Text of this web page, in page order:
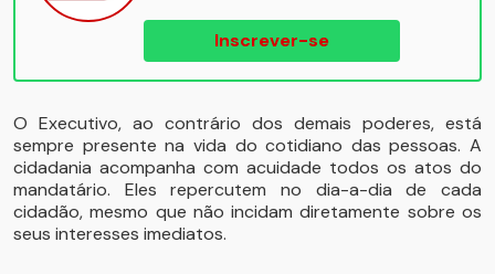
Inscrever-se
O Executivo, ao contrário dos demais poderes, está
sempre presente na vida do cotidiano das pessoas. A
cidadania acompanha com acuidade todos os atos do
mandatário. Eles repercutem no dia-a-dia de cada
cidadão, mesmo que não incidam diretamente sobre os
seus interesses imediatos.